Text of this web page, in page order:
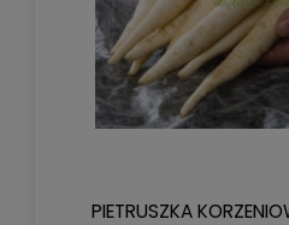
PIETRUSZKA